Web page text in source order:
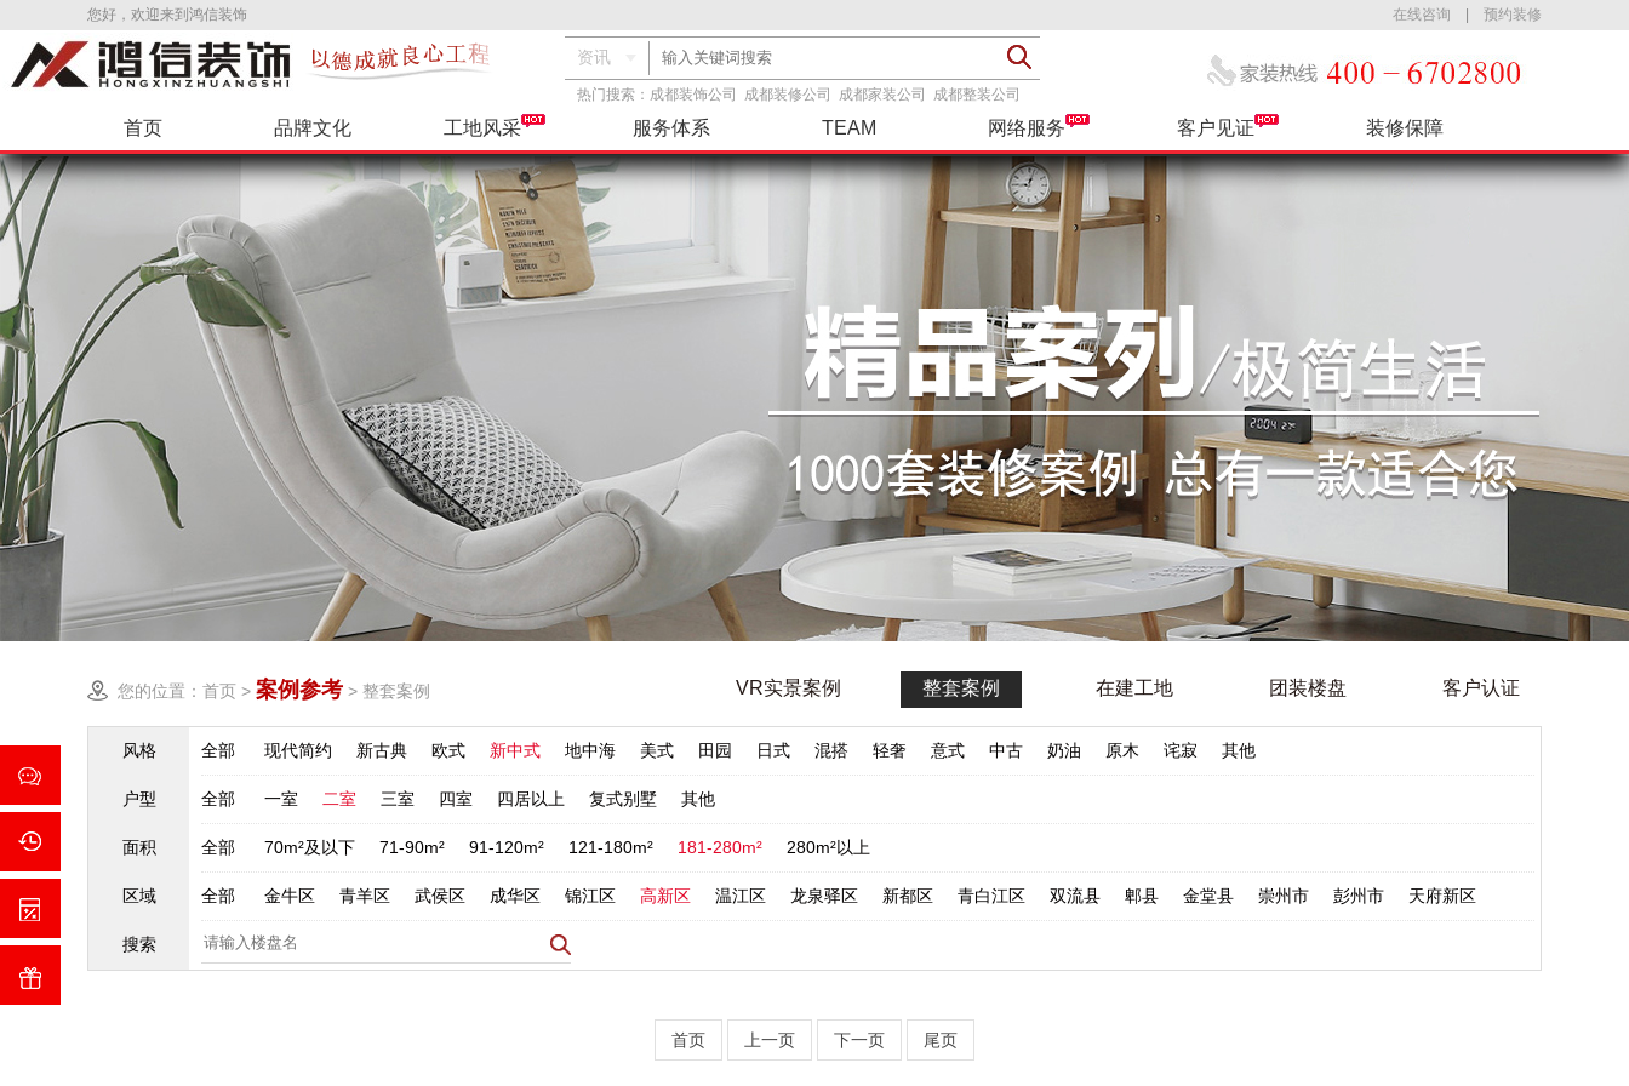
您好，欢迎来到鸿信装饰 在线咨询 预约装修
资讯
热门搜索： 成都装饰公司 成都装修公司 成都家装公司 成都整装公司
首页 品牌文化
公司新闻 公司招聘 联系我们 公司简介
工地风采
VR样板间 在建工地 热装小区
服务体系
基装 整装
TEAM 网络服务
工具服务
客户见证 装修保障
环保辅料 透明报价 三方检测
您的位置： 首页 > 案例参考 > 整套案例 VR实景案例 整套案例 在建工地 团装楼盘 客户认证
风格
户型
面积
区域
搜索
全部 现代简约 新古典 欧式 新中式 地中海 美式 田园 日式 混搭 轻奢 意式 中古 奶油 原木 诧寂 其他
全部 一室 二室 三室 四室 四居以上 复式别墅 其他
全部 70m²及以下 71-90m² 91-120m² 121-180m² 181-280m² 280m²以上
全部 金牛区 青羊区 武侯区 成华区 锦江区 高新区 温江区 龙泉驿区 新都区 青白江区 双流县 郫县 金堂县 崇州市 彭州市 天府新区
首页 上一页 下一页 尾页